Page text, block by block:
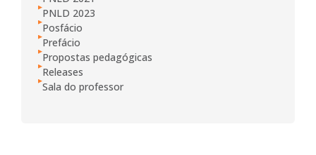
PNLD 2023
Posfácio
Prefácio
Propostas pedagógicas
Releases
Sala do professor